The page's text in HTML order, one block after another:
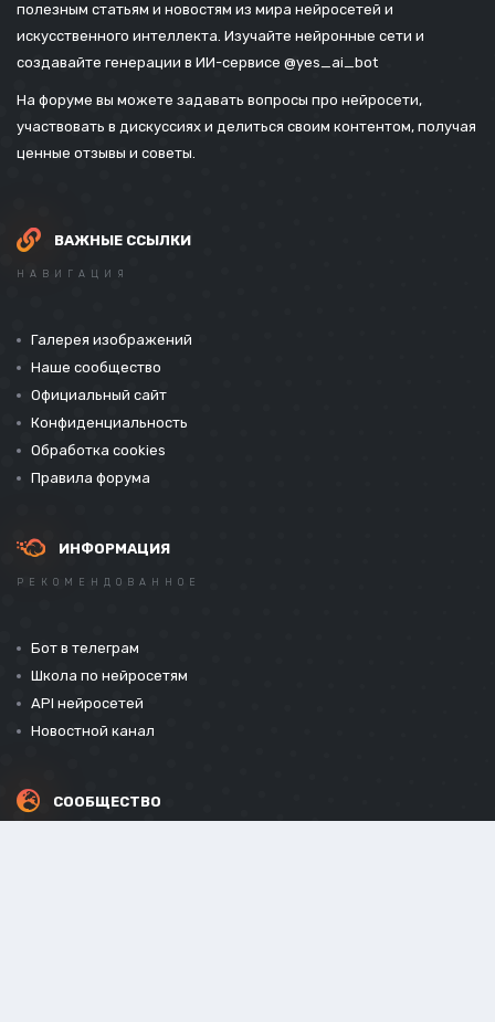
полезным статьям и новостям из мира нейросетей и
искусственного интеллекта. Изучайте нейронные сети и
создавайте генерации в ИИ-сервисе @yes_ai_bot
На форуме вы можете задавать вопросы про нейросети,
участвовать в дискуссиях и делиться своим контентом, получая
ценные отзывы и советы.
ВАЖНЫЕ ССЫЛКИ
НАВИГАЦИЯ
Галерея изображений
Наше сообщество
Официальный сайт
Конфиденциальность
Обработка cookies
Правила форума
ИНФОРМАЦИЯ
РЕКОМЕНДОВАННОЕ
Бот в телеграм
Школа по нейросетям
API нейросетей
Новостной канал
СООБЩЕСТВО